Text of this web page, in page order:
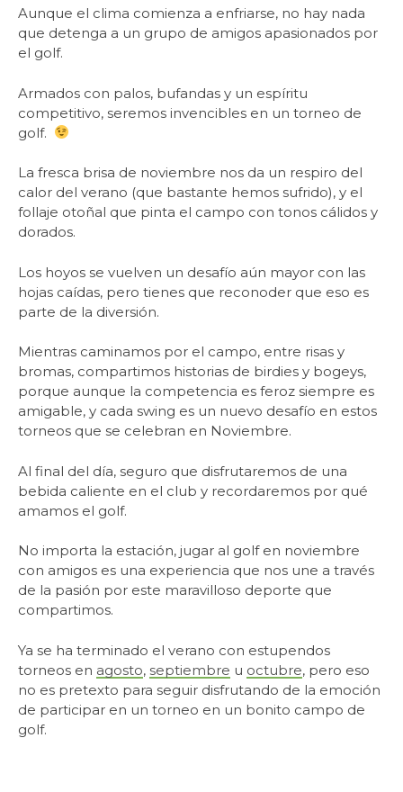
Aunque el clima comienza a enfriarse, no hay nada
que detenga a un grupo de amigos apasionados por
el golf.
Armados con palos, bufandas y un espíritu
competitivo, seremos invencibles en un torneo de
golf.
La fresca brisa de noviembre nos da un respiro del
calor del verano (que bastante hemos sufrido), y el
follaje otoñal que pinta el campo con tonos cálidos y
dorados.
Los hoyos se vuelven un desafío aún mayor con las
hojas caídas, pero tienes que reconoder que eso es
parte de la diversión.
Mientras caminamos por el campo, entre risas y
bromas, compartimos historias de birdies y bogeys,
porque aunque la competencia es feroz siempre es
amigable, y cada swing es un nuevo desafío en estos
torneos que se celebran en Noviembre.
Al final del día, seguro que disfrutaremos de una
bebida caliente en el club y recordaremos por qué
amamos el golf.
No importa la estación, jugar al golf en noviembre
con amigos es una experiencia que nos une a través
de la pasión por este maravilloso deporte que
compartimos.
Ya se ha terminado el verano con estupendos
torneos en agosto, septiembre u octubre, pero eso
no es pretexto para seguir disfrutando de la emoción
de participar en un torneo en un bonito campo de
golf.